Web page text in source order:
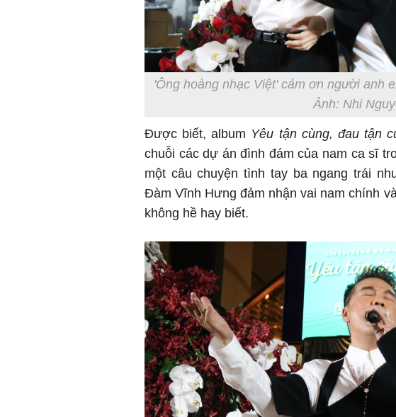
'Ông hoàng nhạc Việt' cảm ơn người anh
Ảnh: Nhi
Được biết, album Yêu tận cùng, đau tận
chuỗi các dự án đình đám của nam ca sĩ
một câu chuyện tình tay ba ngang trái
Đàm Vĩnh Hưng đảm nhận vai nam chính
không hề hay biết.